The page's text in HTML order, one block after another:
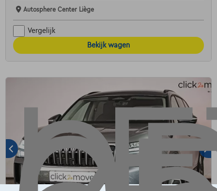
Autosphere Center Liège
Vergelijk
Bekijk wagen